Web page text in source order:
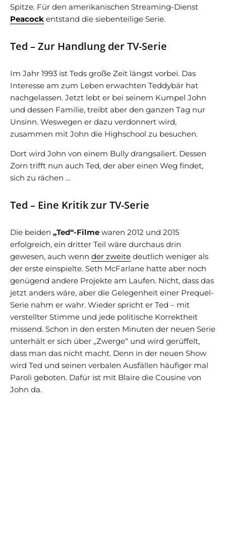
Spitze. Für den amerikanischen Streaming-Dienst
Peacock entstand die siebenteilige Serie.
Ted – Zur Handlung der TV-Serie
Im Jahr 1993 ist Teds große Zeit längst vorbei. Das
Interesse am zum Leben erwachten Teddybär hat
nachgelassen. Jetzt lebt er bei seinem Kumpel John
und dessen Familie, treibt aber den ganzen Tag nur
Unsinn. Weswegen er dazu verdonnert wird,
zusammen mit John die Highschool zu besuchen.
Dort wird John von einem Bully drangsaliert. Dessen
Zorn trifft nun auch Ted, der aber einen Weg findet,
sich zu rächen …
Ted – Eine Kritik zur TV-Serie
Die beiden „Ted“-Filme waren 2012 und 2015
erfolgreich, ein dritter Teil wäre durchaus drin
gewesen, auch wenn der zweite deutlich weniger als
der erste einspielte. Seth McFarlane hatte aber noch
genügend andere Projekte am Laufen. Nicht, dass das
jetzt anders wäre, aber die Gelegenheit einer Prequel-
Serie nahm er wahr. Wieder spricht er Ted – mit
verstellter Stimme und jede politische Korrektheit
missend. Schon in den ersten Minuten der neuen Serie
unterhält er sich über „Zwerge“ und wird gerüffelt,
dass man das nicht macht. Denn in der neuen Show
wird Ted und seinen verbalen Ausfällen häufiger mal
Paroli geboten. Dafür ist mit Blaire die Cousine von
John da.